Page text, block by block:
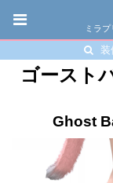
ミラ
ゴースト
Ghost